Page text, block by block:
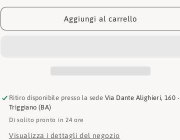
Sandalo
Backstrap
Sandalo
GRFS
Backstrap
Aggiungi al carrello
Ritiro disponibile presso la sede Via Dante Alighieri, 160 -
Triggiano (BA)
Di solito pronto in 24 ore
Visualizza i dettagli del negozio